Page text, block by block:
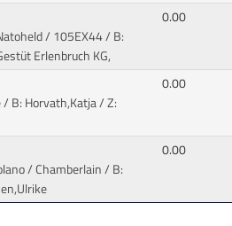
/ 105EX44 / B:
Erlenbruch KG,
0.00
/ B: Horvath,Katja / Z:
0.00
/ Chamberlain/ B:
0.00